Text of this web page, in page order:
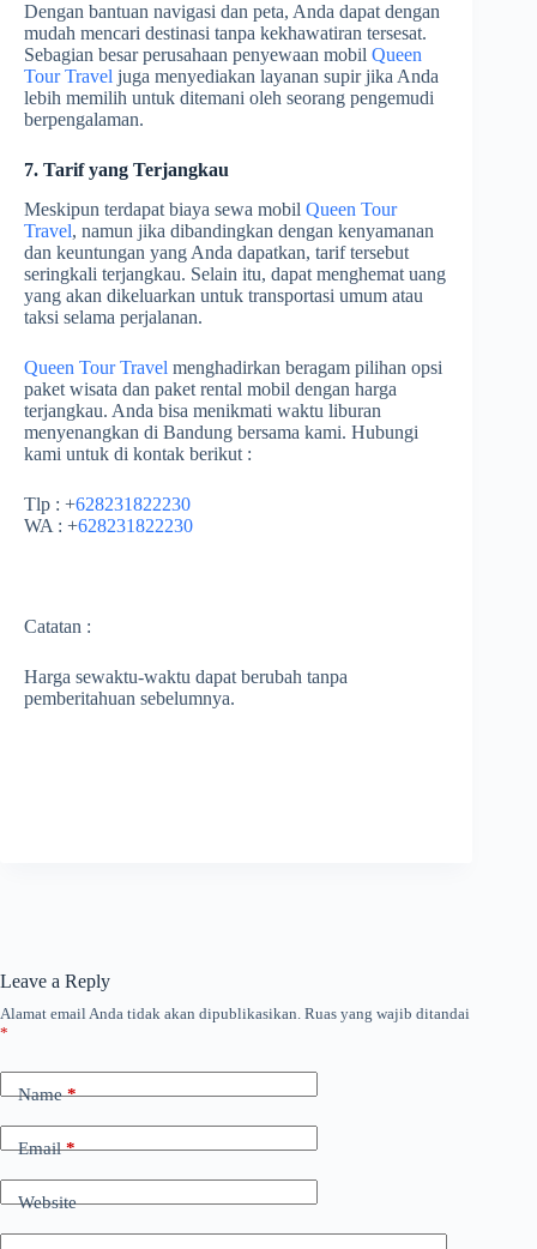
Dengan bantuan navigasi dan peta, Anda dapat dengan
mudah mencari destinasi tanpa kekhawatiran tersesat.
Sebagian besar perusahaan penyewaan mobil Queen
Tour Travel juga menyediakan layanan supir jika Anda
lebih memilih untuk ditemani oleh seorang pengemudi
berpengalaman.
7. Tarif yang Terjangkau
Meskipun terdapat biaya sewa mobil Queen Tour
Travel, namun jika dibandingkan dengan kenyamanan
dan keuntungan yang Anda dapatkan, tarif tersebut
seringkali terjangkau. Selain itu, dapat menghemat uang
yang akan dikeluarkan untuk transportasi umum atau
taksi selama perjalanan.
Queen Tour Travel menghadirkan beragam pilihan opsi
paket wisata dan paket rental mobil dengan harga
terjangkau. Anda bisa menikmati waktu liburan
menyenangkan di Bandung bersama kami. Hubungi
kami untuk di kontak berikut :
Tlp : +628231822230
WA : +628231822230
Catatan :
Harga sewaktu-waktu dapat berubah tanpa
pemberitahuan sebelumnya.
Leave a Reply
Alamat email Anda tidak akan dipublikasikan. Ruas yang wajib ditandai
*
Name*
Email*
Website